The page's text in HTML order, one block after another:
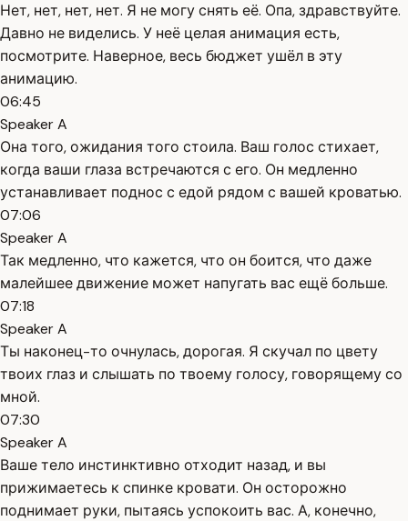
Нет, нет, нет, нет. Я не могу снять её. Опа, здравствуйте.
Давно не виделись. У неё целая анимация есть,
посмотрите. Наверное, весь бюджет ушёл в эту
анимацию.
06:45
Speaker A
Она того, ожидания того стоила. Ваш голос стихает,
когда ваши глаза встречаются с его. Он медленно
устанавливает поднос с едой рядом с вашей кроватью.
07:06
Speaker A
Так медленно, что кажется, что он боится, что даже
малейшее движение может напугать вас ещё больше.
07:18
Speaker A
Ты наконец-то очнулась, дорогая. Я скучал по цвету
твоих глаз и слышать по твоему голосу, говорящему со
мной.
07:30
Speaker A
Ваше тело инстинктивно отходит назад, и вы
прижимаетесь к спинке кровати. Он осторожно
поднимает руки, пытаясь успокоить вас. А, конечно,